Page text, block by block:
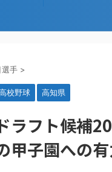
選手 >
校野球 高知県
ラフト候補
甲子園への